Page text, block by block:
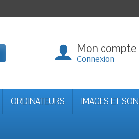
Mon compte
Connexion
ORDINATEURS IMAGES ET SON